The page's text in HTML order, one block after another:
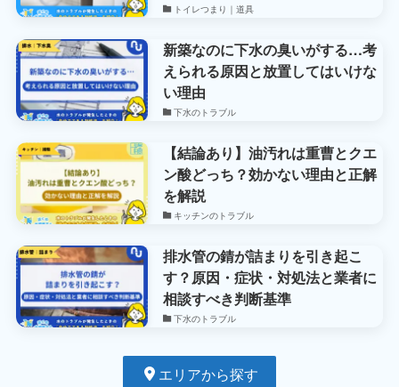
トイレつまり｜道具
新築なのに下水の臭いがする…考
えられる原因と放置してはいけな
い理由
下水のトラブル
【結論あり】油汚れは重曹とクエ
ン酸どっち？効かない理由と正解
を解説
キッチンのトラブル
排水管の錆が詰まりを引き起こ
す？原因・症状・対処法と業者に
相談すべき判断基準
下水のトラブル
エリアから探す